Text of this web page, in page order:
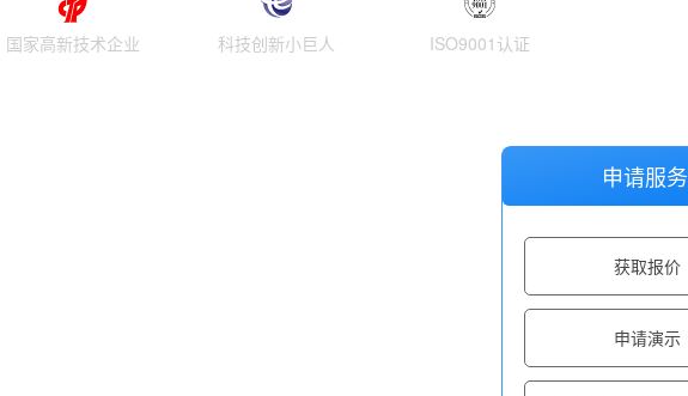
国家高新技术企业 科技创新小巨人 ISO9001认证
申请服务
获取报价
申请演示